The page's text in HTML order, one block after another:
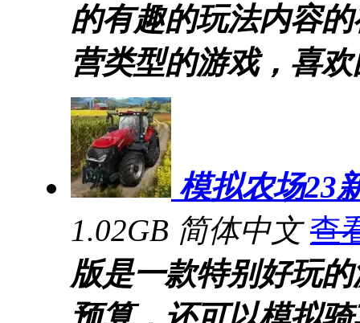
的有趣的玩法内容
营类型的游戏，喜
模拟农场23
1.02GB 简体中文 查
版是一款特别好玩